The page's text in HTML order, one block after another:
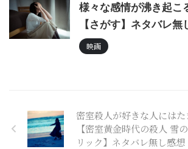
様々な感情が沸き起こ
【さがす】ネタバレ無
映画
密室殺人が好きな人にはた
【密室黄金時代の殺人 雪
リック】ネタバレ無し感想